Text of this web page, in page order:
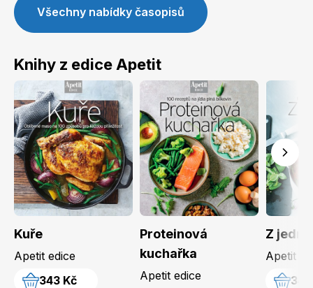
Všechny nabídky časopisů
Knihy z edice Apetit
Kuře
Apetit edice
343 Kč
Proteinová
kuchařka
Apetit edice
Z
Apetit